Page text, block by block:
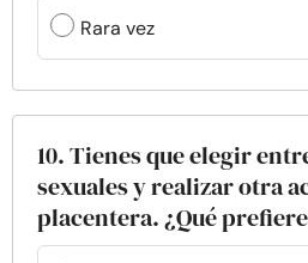
Rara vez
10. Tienes que elegir
sexuales y realizar otra
placentera. ¿Qué